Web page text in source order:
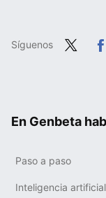
Síguenos
En Genbeta
Paso a paso
Inteligencia artificial